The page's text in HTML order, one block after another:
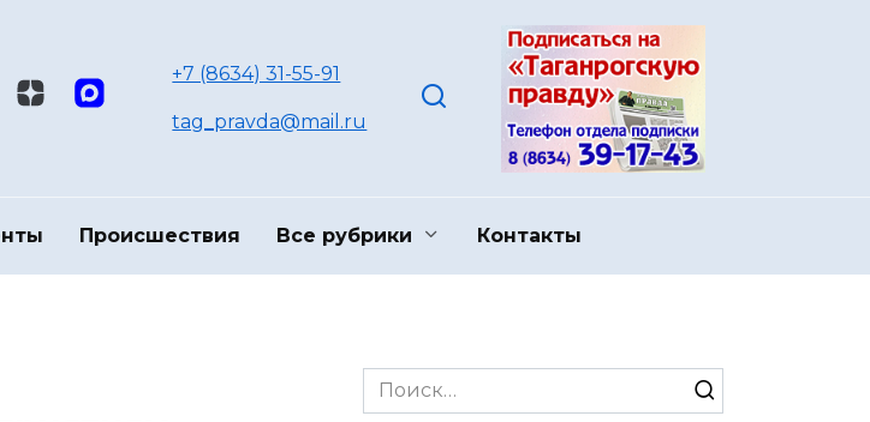
+7 (8634) 31-55-91
tag_pravda@mail.ru
Происшествия Все рубрики Контакты
Search
for: